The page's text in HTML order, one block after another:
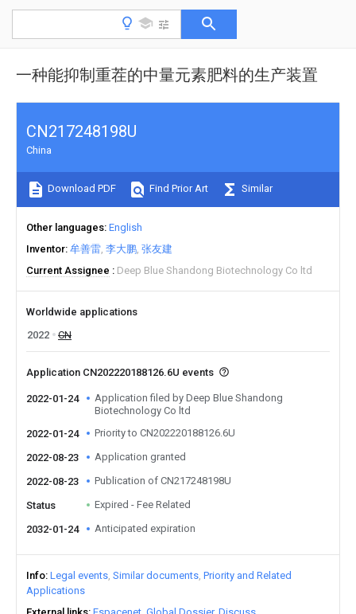
一种能抑制重茬的中量元素肥料的生产装置
CN217248198U
China
Download PDF Find Prior Art Similar
Other languages English
Inventor 牟善雷 李大鹏 张友建
Current Assignee
Deep Blue Shandong Biotechnology Co ltd
Worldwide applications
2022
CN
Application CN202220188126.6U events
2022-01-24
Application filed by Deep Blue Shandong
Biotechnology Co ltd
2022-01-24
Priority to CN202220188126.6U
2022-08-23 Application granted
2022-08-23 Publication of CN217248198U
Status Expired - Fee Related
2032-01-24 Anticipated expiration
Info Legal events Similar documents Priority and Related
Applications